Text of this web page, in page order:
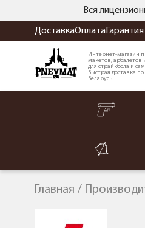
Вся
ДоставкаОплата
Интернет-магазин
макетов, арбалетов
для страйкбола и
Быстрая доставка
Беларусь.
Главная